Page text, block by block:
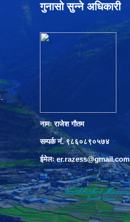
गुनासो सुन्ने अधिकारी
नामः राजेश गौतम
सम्पर्क नं. ९८६०८९०५७४
ईमेलःer.razess@gmail.com